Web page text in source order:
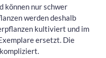
können nur schwer
werden deshalb
kultiviert und im
ersetzt. Die